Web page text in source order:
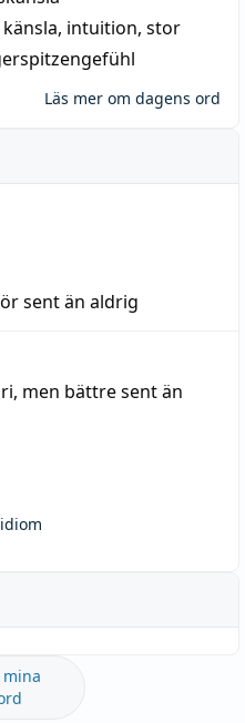
, intuition, stor
Läs mer om dagens ord
sent än aldrig
men bättre sent än
mina